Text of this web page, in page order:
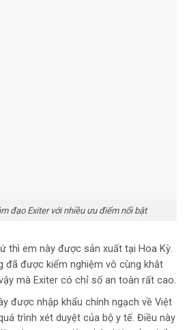
Exiter với nhiều ưu điểm nổi bật
thì em này được sản xuất tại Hoa Kỳ.
đã được kiểm nghiệm vô cùng khắt
mà Exiter có chỉ số an toàn rất cao.
được nhập khẩu chính ngạch về Việt
trình xét duyệt của bộ y tế. Điều này